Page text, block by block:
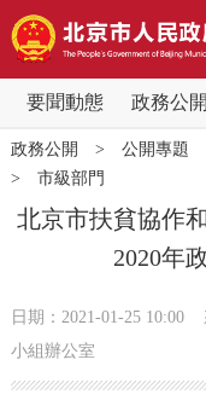
要聞動態 政務公開
要聞動態
黨中央精神
北京要聞
政務公開
政務公開 > 公開專題
> 市級部門
北京市扶貧協作
2020年
日期：2021-01-25 10:00
小組辦公室